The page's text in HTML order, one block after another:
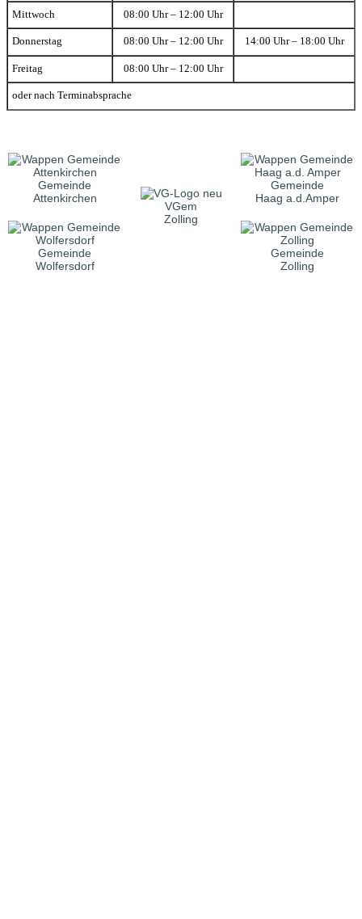
Mittwoch 08:00 Uhr – 12:00 Uhr
Donnerstag 08:00 Uhr – 12:00 Uhr 14:00 Uhr – 18:00 Uhr
Freitag 08:00 Uhr – 12:00 Uhr
oder nach Terminabsprache
Gemeinde
Attenkirchen
VGem
Zolling
Gemeinde
Haag a.d.Amper
Gemeinde
Wolfersdorf
Gemeinde
Zolling